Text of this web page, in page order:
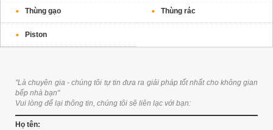
Thùng gạo Thùng rác
Piston
"Là chuyên gia - chúng tôi tự tin đưa ra giải pháp tốt nhất cho không gian
bếp nhà bạn"
Vui lòng để lại thông tin, chúng tôi sẽ liên lạc với bạn:
Họ tên: